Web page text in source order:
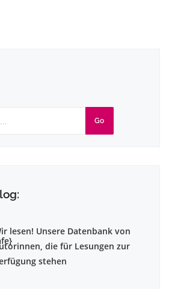
Go
lesen! Unsere Datenbank von
die für Lesungen zur
stehen